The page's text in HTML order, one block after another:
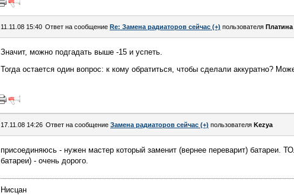
11.11.08 15:40 Ответ на сообщение Re: Замена радиаторов сейчас (+) пользователя Платина
Значит, можно подгадать выше -15 и успеть.
Тогда остается один вопрос: к кому обратиться, чтобы сделали аккуратно?
17.11.08 14:26 Ответ на сообщение Замена радиаторов сейчас (+) пользователя Kezya
присоединяюсь - нужен мастер который заменит (вернее переварит) батареи.
батареи) - очень дорого.
Нисцан